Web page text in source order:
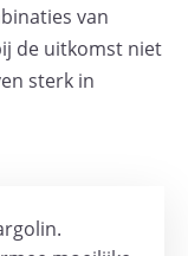
van
de uitkomst niet
sterk in